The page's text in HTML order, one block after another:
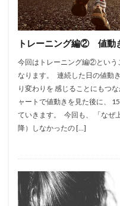
トレーニング編② 値動
今回はトレーニング編②という
なります。 連続した日の値動
り変わりを 感じることにもつ
ャートで値動きを見た後に、
ていきます。 今回も、 「なぜ
降）しなかったの […]